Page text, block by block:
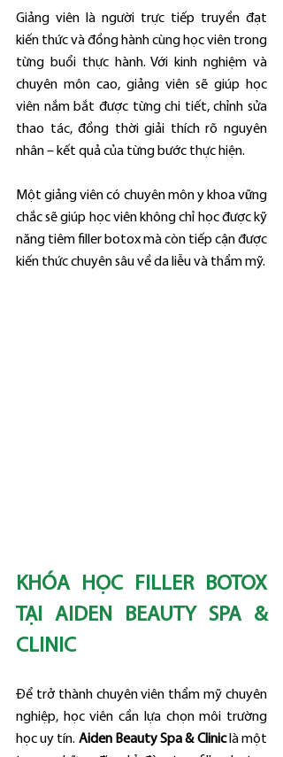
Giảng viên là người trực tiếp truyền đạt
kiến thức và đồng hành cùng học viên trong
từng buổi thực hành. Với kinh nghiệm và
chuyên môn cao, giảng viên sẽ giúp học
viên nắm bắt được từng chi tiết, chỉnh sửa
thao tác, đồng thời giải thích rõ nguyên
nhân – kết quả của từng bước thực hiện.
Một giảng viên có chuyên môn y khoa vững
chắc sẽ giúp học viên không chỉ học được kỹ
năng tiêm filler botox mà còn tiếp cận được
kiến thức chuyên sâu về da liễu và thẩm mỹ.
KHÓA HỌC FILLER BOTOX
TẠI AIDEN BEAUTY SPA &
CLINIC
Để trở thành chuyên viên thẩm mỹ chuyên
nghiệp, học viên cần lựa chọn môi trường
học uy tín. Aiden Beauty Spa & Clinic là một